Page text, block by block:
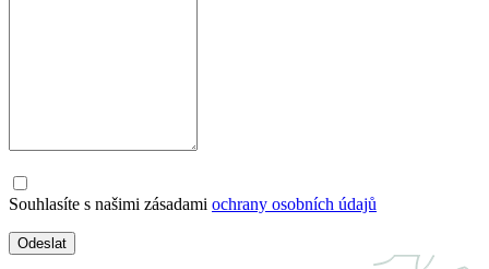
Souhlasíte s našimi zásadami ochrany osobních údajů
Odeslat